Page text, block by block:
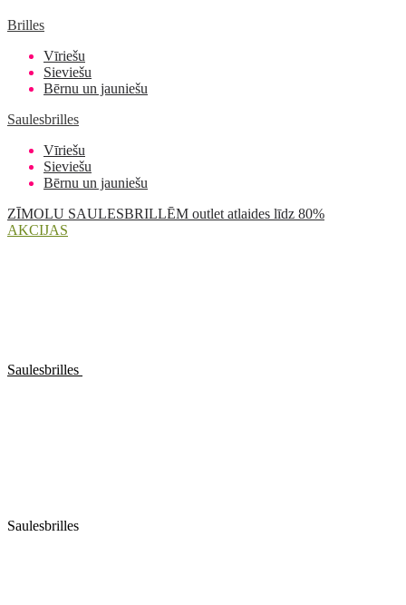
Brilles
Vīriešu
Sieviešu
Bērnu un jauniešu
Saulesbrilles
Vīriešu
Sieviešu
Bērnu un jauniešu
ZĪMOLU SAULESBRILLĒM outlet atlaides līdz 80%
AKCIJAS
Saulesbrilles
Saulesbrilles